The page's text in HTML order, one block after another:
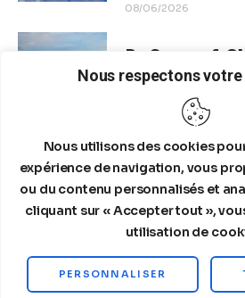
Nous respectons
Nous utilisons des cookies
expérience de navigation, vous
ou du contenu personnalisés et
cliquant sur « Accepter tout »,
utilisation de
PERSONNALISER
08/06/2026
Dr. Copper &
Risk
08/04/2026
MENTIONS LEGALES A